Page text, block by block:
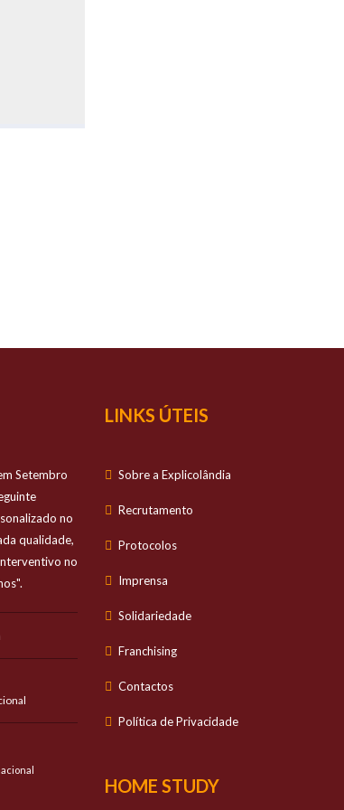
Setembro
no
qualidade,
no
LINKS ÚTEIS
Sobre a Explicolândia
Recrutamento
Protocolos
Imprensa
Solidariedade
Franchising
Contactos
Política de Privacidade
HOME STUDY